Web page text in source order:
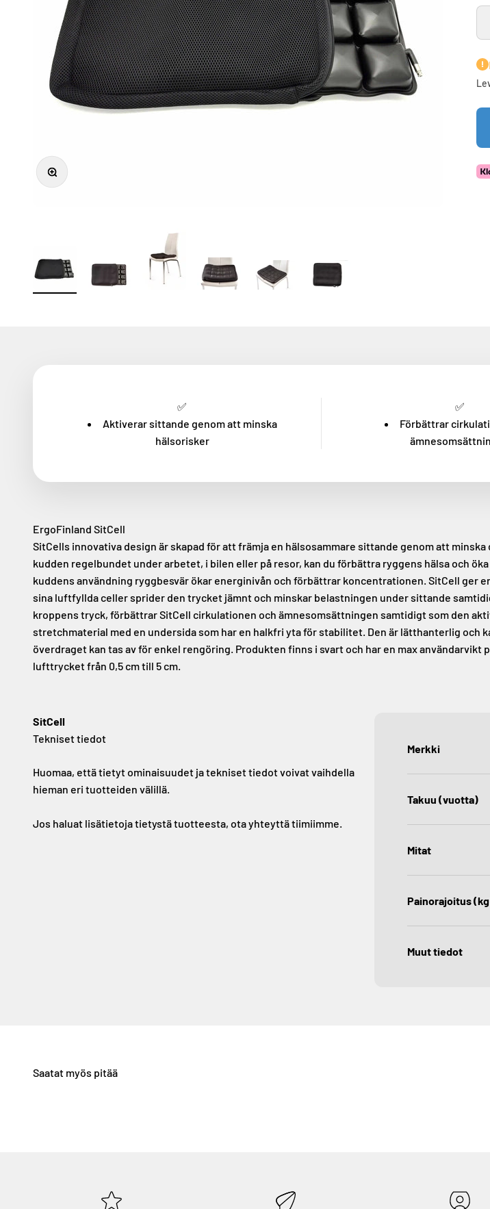
Zooma
✅
Aktiverar sittande genom att minska
hälsorisker
✅
Förbättrar
ErgoFinland SitCell
SitCells innovativa design är skapad för att främja en hälsosammare sittande genom att
kudden regelbundet under arbetet, i bilen eller på resor, kan du förbättra ryggens hälsa och
kuddens användning ryggbesvär ökar energinivån och förbättrar koncentrationen. SitCell ger
sina luftfyllda celler sprider den trycket jämnt och minskar belastningen under sittande
kroppens tryck, förbättrar SitCell cirkulationen och ämnesomsättningen samtidigt som den
stretchmaterial med en undersida som har en halkfri yta för stabilitet. Den är lätthanterlig
överdraget kan tas av för enkel rengöring. Produkten finns i svart och har en max användarvikt
lufttrycket från 0,5 cm till 5 cm.
SitCell
Tekniset tiedot
Huomaa, että tietyt ominaisuudet ja tekniset tiedot voivat vaihdella
hieman eri tuotteiden välillä.
Jos haluat lisätietoja tietystä tuotteesta, ota yhteyttä tiimiimme.
Merkki
Takuu (vuotta)
Mitat
Painorajoitus
Muut tiedot